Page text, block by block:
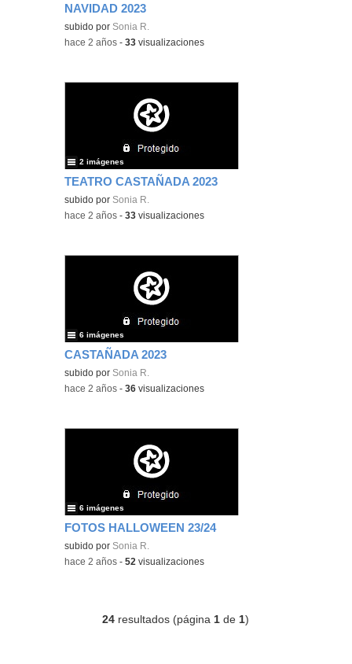
NAVIDAD 2023
subido por Sonia R.
-hace 2 años -33 visualizaciones
TEATRO CASTAÑADA 2023
subido por Sonia R.
2 imágenes
-hace 2 años -33 visualizaciones
CASTAÑADA 2023
subido por Sonia R.
6 imágenes
-hace 2 años -36 visualizaciones
FOTOS HALLOWEEN 23/24
subido por Sonia R.
6 imágenes
-hace 2 años -52 visualizaciones
24 resultados (página 1 de 1)